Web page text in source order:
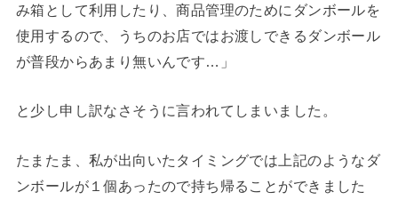
み箱として利用したり、商品管理のためにダンボールを
使用するので、うちのお店ではお渡しできるダンボール
が普段からあまり無いんです…」
と少し申し訳なさそうに言われてしまいました。
たまたま、私が出向いたタイミングでは上記のようなダ
ンボールが１個あったので持ち帰ることができました